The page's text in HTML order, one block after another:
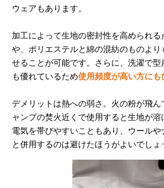
ウェアもあります。
加工によって生地の密封性を高められ
や、ポリエステルと綿の混紡のものより
せることが可能です。さらに、洗濯で型
も優れているため使用頻度が高い方にも
デメリットは熱への弱さ。火の粉が飛
ャンプの焚火近くで使用すると生地が
電気を帯びやすいこともあり、ウール
と併用するのは避けたほうがよいでしょ